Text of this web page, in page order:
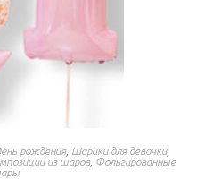
рождения, Шарики для девочки,
из шаров, Фольгированные